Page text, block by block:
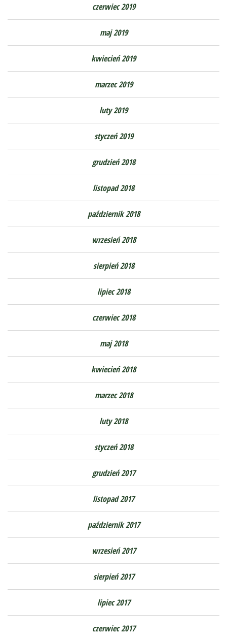
czerwiec 2019
maj 2019
kwiecień 2019
marzec 2019
luty 2019
styczeń 2019
grudzień 2018
listopad 2018
październik 2018
wrzesień 2018
sierpień 2018
lipiec 2018
czerwiec 2018
maj 2018
kwiecień 2018
marzec 2018
luty 2018
styczeń 2018
grudzień 2017
listopad 2017
październik 2017
wrzesień 2017
sierpień 2017
lipiec 2017
czerwiec 2017